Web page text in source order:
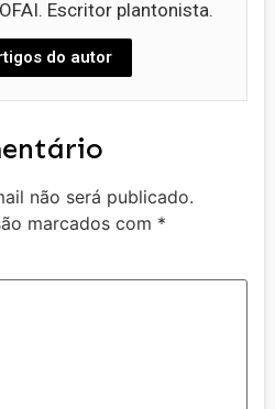
Escritor plantonista.
do autor
não será publicado.
marcados com *